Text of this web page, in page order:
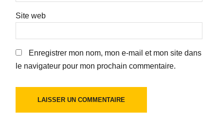
Site web
Enregistrer mon nom, mon e-mail et mon site dans
le navigateur pour mon prochain commentaire.